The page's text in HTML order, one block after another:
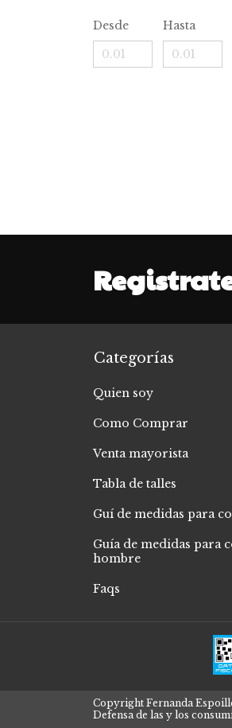
Desde Hasta
Categorías
Quien soy
Como Comprar
Venta mayorista
Tabla de talles
Guí de medidas para
Guía de medidas para
hombre
Faqs
Copyright Fernanda
Defensa de las y los